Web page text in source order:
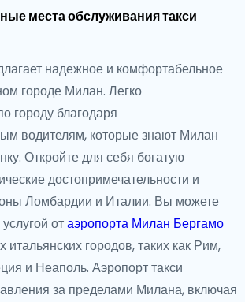
места обслуживания такси
надежное и комфортабельное
городе Милан. Легко
городу благодаря
водителям, которые знают Милан
Откройте для себя богатую
достопримечательности и
Ломбардии и Италии. Вы можете
отаэропорта Милан Бергамо
итальянских городов, таких как Рим,
и Неаполь. Аэропорт такси
за пределами Милана, включая